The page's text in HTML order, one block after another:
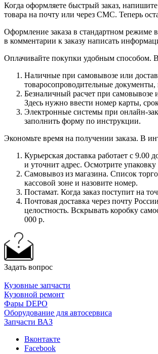
Когда оформляете быстрый заказ,
товара на почту или через СМС. Теперь
Оформление заказа в стандартном режиме
в комментарии к заказу написать
Оплачивайте покупки удобным способом.
Наличные при самовывозе или
товаросопроводительные документы,
Безналичный расчет при самовывозе
Здесь нужно ввести номер карты,
Электронные системы при онлайн-
заполнить форму по инструкции.
Экономьте время на получении заказа. В
Курьерская доставка работает с 9.00
и уточнит адрес. Осмотрите
Самовывоз из магазина. Список
кассовой зоне и назовите номер.
Постамат. Когда заказ поступит на
Почтовая доставка через почту
целостность. Вскрывать коробку
000 р.
Задать вопрос
Кузовные запчасти
Кузовной ремонт
Фары DEPO
Оборудование для автосервиса
Запчасти ВАЗ
Вконтакте
Facebook